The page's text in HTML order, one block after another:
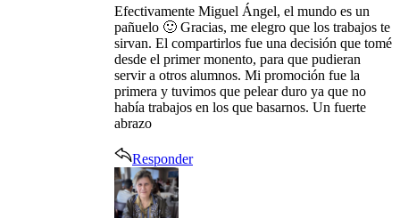
Efectivamente Miguel Ángel, el mundo es un
pañuelo 🙂 Gracias, me elegro que los trabajos te
sirvan. El compartirlos fue una decisión que tomé
desde el primer monento, para que pudieran
servir a otros alumnos. Mi promoción fue la
primera y tuvimos que pelear duro ya que no
había trabajos en los que basarnos. Un fuerte
abrazo
Responder
says: